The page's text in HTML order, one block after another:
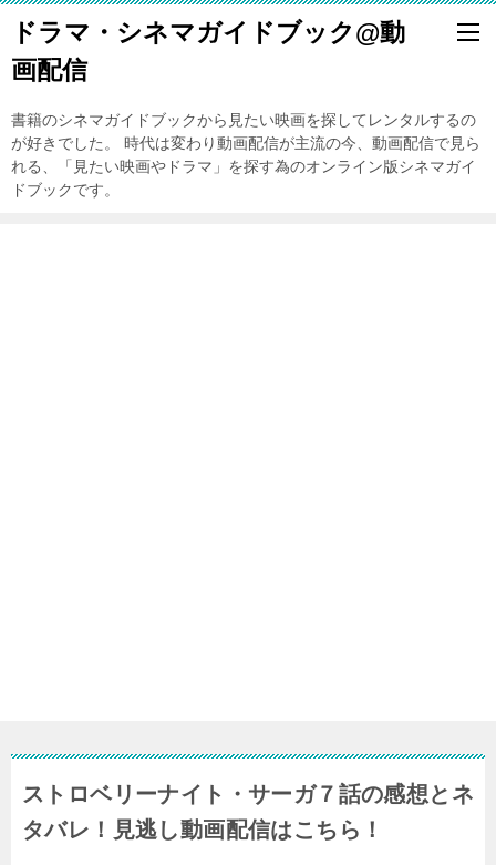
ドラマ・シネマガイドブック@動
画配信
書籍のシネマガイドブックから見たい映画を探してレンタルするの
が好きでした。 時代は変わり動画配信が主流の今、動画配信で見ら
れる、「見たい映画やドラマ」を探す為のオンライン版シネマガイ
ドブックです。
ストロベリーナイト・サーガ７話の感想とネ
タバレ！見逃し動画配信はこちら！